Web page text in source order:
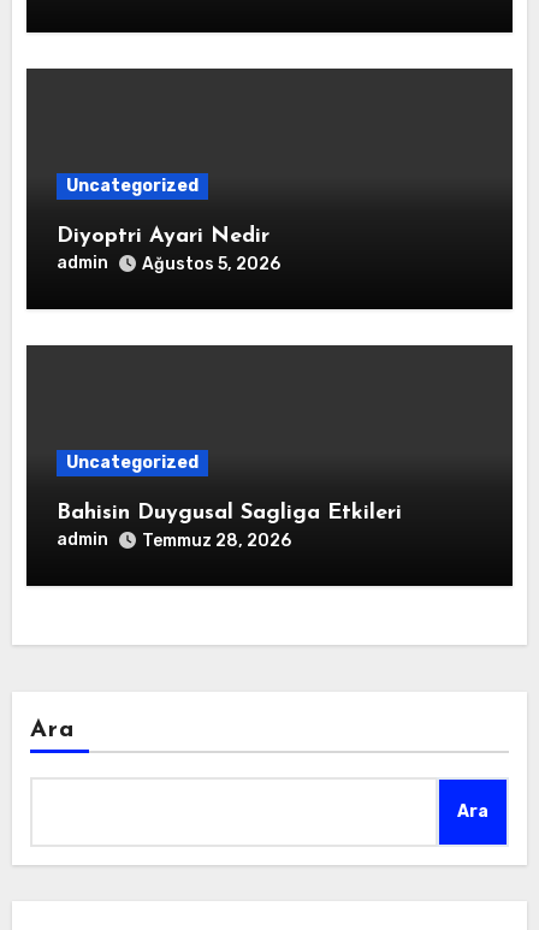
Uncategorized
Diyoptri Ayari Nedir
admin Ağustos 5, 2026
Uncategorized
Bahisin Duygusal Sagliga Etkileri
admin Temmuz 28, 2026
Ara
Ara